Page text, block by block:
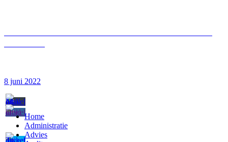
Home
Administratie
Advies
Winstgroei in de detailhandel, maar niet voor
iedereen
8 juni 2022